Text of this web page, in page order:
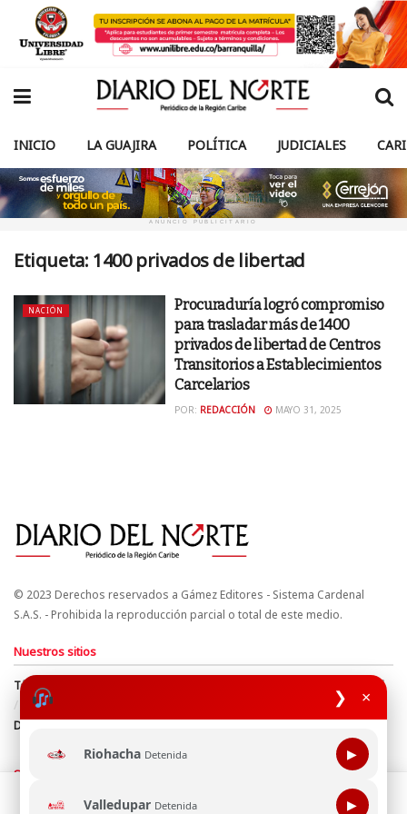
❯ ×
Riohacha Detenida ▶
Valledupar Detenida ▶
INICIO LA GUAJIRA POLÍTICA JUDICIALES
ANUNCIO PUBLICITARIO
Etiqueta: 1400 privados de libertad
NACIÓN
Procuraduría logró compromiso
para trasladar más de 1400
privados de libertad de Centros
Transitorios a Establecimientos
Carcelarios
POR: REDACCIÓN MAYO 31, 2025
© 2023 Derechos reservados a Gámez Editores - Sistema Cardenal
S.A.S. - Prohibida la reproducción parcial o total de este medio.
Nuestros sitios
Términos y Condiciones
Derechos de Autor y Propiedad Intelectual
Política de uso de cookies
Política de Tratamiento de Datos
Directrices Editoriales
Síguenos
Esta página web usa cookie para mejorar tu experiencia de